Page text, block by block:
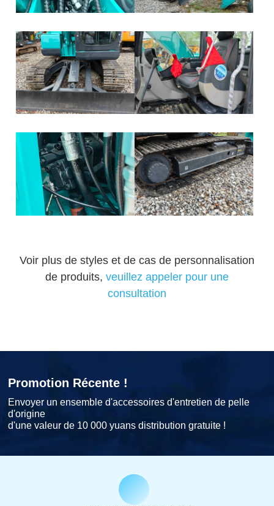
Voir plus de styles et de cas de personnalisation
de produits, veuillez appeler pour une
consultation
Promotion Récente !
Envoyer un ensemble d'accessoires d'entretien de pelle
d'origine
d'une valeur de 10 000 yuans distribution gratuite !